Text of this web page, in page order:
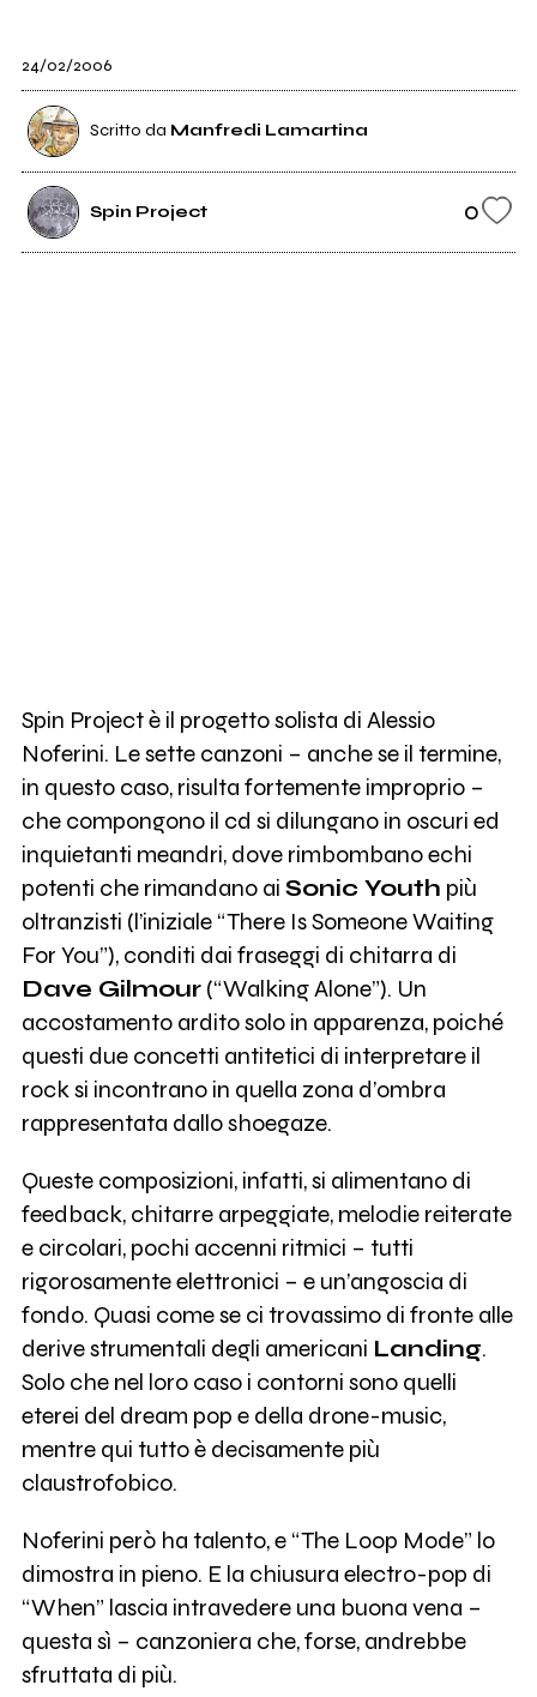
24/02/2006
Scritto da Manfredi Lamartina
Spin Project 0
Spin Project è il progetto solista di Alessio
Noferini. Le sette canzoni – anche se il termine,
in questo caso, risulta fortemente improprio –
che compongono il cd si dilungano in oscuri ed
inquietanti meandri, dove rimbombano echi
potenti che rimandano ai Sonic Youth più
oltranzisti (l’iniziale “There Is Someone Waiting
For You”), conditi dai fraseggi di chitarra di
Dave Gilmour(“Walking Alone”). Un
accostamento ardito solo in apparenza, poiché
questi due concetti antitetici di interpretare il
rock si incontrano in quella zona d’ombra
rappresentata dallo shoegaze.
Queste composizioni, infatti, si alimentano di
feedback, chitarre arpeggiate, melodie reiterate
e circolari, pochi accenni ritmici – tutti
rigorosamente elettronici – e un’angoscia di
fondo. Quasi come se ci trovassimo di fronte alle
derive strumentali degli americani Landing.
Solo che nel loro caso i contorni sono quelli
eterei del dream pop e della drone-music,
mentre qui tutto è decisamente più
claustrofobico.
Noferini però ha talento, e “The Loop Mode” lo
dimostra in pieno. E la chiusura electro-pop di
“When” lascia intravedere una buona vena –
questa sì – canzoniera che, forse, andrebbe
sfruttata di più.